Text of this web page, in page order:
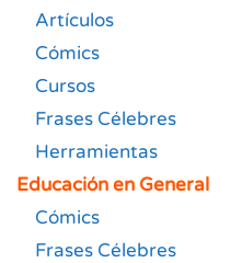
Artículos
Cómics
Cursos
Frases Célebres
Herramientas
Educación en General
Cómics
Frases Célebres